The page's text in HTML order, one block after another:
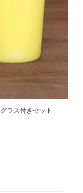
ラス付きセット